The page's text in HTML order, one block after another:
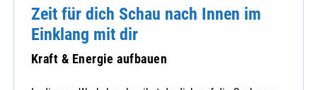
Zeit für dich Schau nach Innen im
Einklang mit dir
Kraft & Energie aufbauen